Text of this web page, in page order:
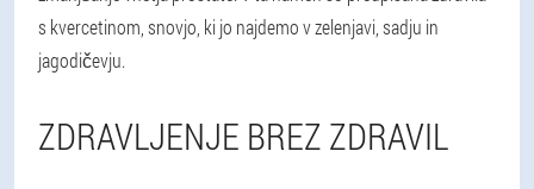
s kvercetinom, snovjo, ki jo najdemo v zelenjavi, sadju in
jagodičevju.
ZDRAVLJENJE BREZ ZDRAVIL